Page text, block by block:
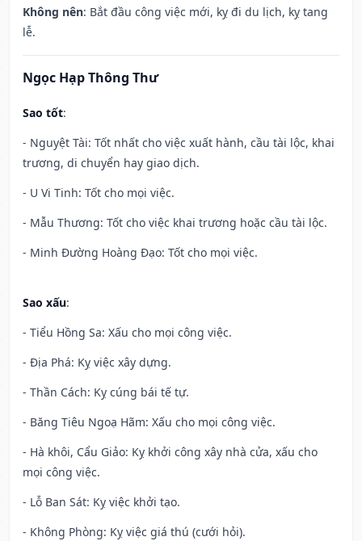
Không nên: Bắt đầu công việc mới, kỵ đi du lịch, kỵ tang
lễ.
Ngọc Hạp Thông Thư
Sao tốt:
- Nguyệt Tài: Tốt nhất cho việc xuất hành, cầu tài lộc, khai
trương, di chuyển hay giao dịch.
- U Vi Tinh: Tốt cho mọi việc.
- Mẫu Thương: Tốt cho việc khai trương hoặc cầu tài lộc.
- Minh Đường Hoàng Đạo: Tốt cho mọi việc.
Sao xấu:
- Tiểu Hồng Sa: Xấu cho mọi công việc.
- Địa Phá: Kỵ việc xây dựng.
- Thần Cách: Kỵ cúng bái tế tự.
- Băng Tiêu Ngoạ Hãm: Xấu cho mọi công việc.
- Hà khôi, Cẩu Giảo: Kỵ khởi công xây nhà cửa, xấu cho
mọi công việc.
- Lỗ Ban Sát: Kỵ việc khởi tạo.
- Không Phòng: Kỵ việc giá thú (cưới hỏi).